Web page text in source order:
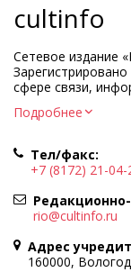
cultinfo
Сетевое издание
сфере связи,
Регистрационный
Учредитель КУ
культуры»
Адрес учредителя
Вологда, ул.
Главный
Политика в
Подробнее
Тел/факс:
+7 (8172) 21-04-
rio@cultinfo.ru
Адрес
160000,